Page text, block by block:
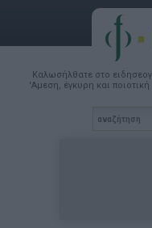
Καλωσήλθατε στο
'Αμεση, έγκυρη και